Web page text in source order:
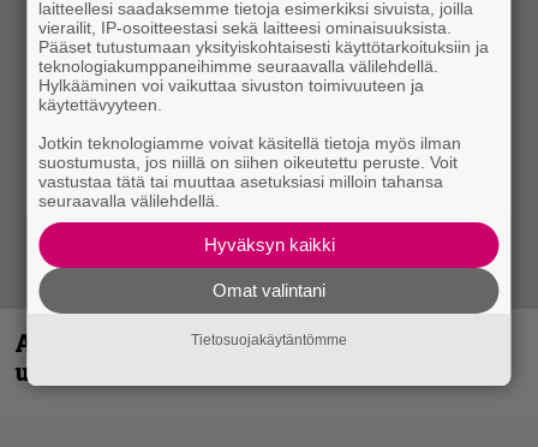
Anthrax vie katsojat keikkatunnelmiin
uudella videollaan
laitteellesi saadaksemme tietoja esimerkiksi sivuista, joilla
vierailit, IP-osoitteestasi sekä laitteesi ominaisuuksista.
Pääset tutustumaan yksityiskohtaisesti käyttötarkoituksiin ja
teknologiakumppaneihimme seuraavalla välilehdellä.
Hylkääminen voi vaikuttaa sivuston toimivuuteen ja
käytettävyyteen.
Jotkin teknologiamme voivat käsitellä tietoja myös ilman
suostumusta, jos niillä on siihen oikeutettu peruste. Voit
vastustaa tätä tai muuttaa asetuksiasi milloin tahansa
seuraavalla välilehdellä.
Hyväksyn kaikki
Omat valintani
Tietosuojakäytäntömme